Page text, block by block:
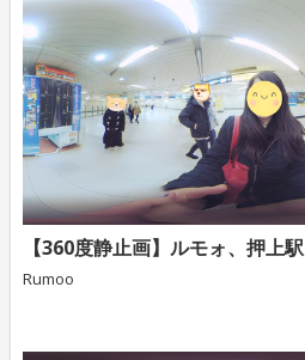
【360度静止画】ルモォ、押上駅
Rumoo